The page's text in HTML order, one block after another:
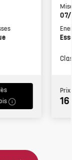
07/
Prix